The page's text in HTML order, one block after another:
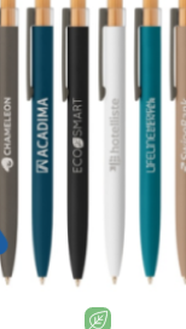
Personnalisation